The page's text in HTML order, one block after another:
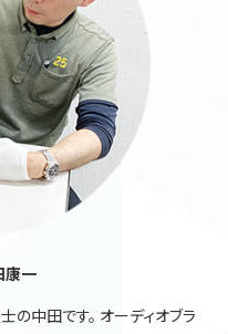
康一
の中田です。 オーディオブラ